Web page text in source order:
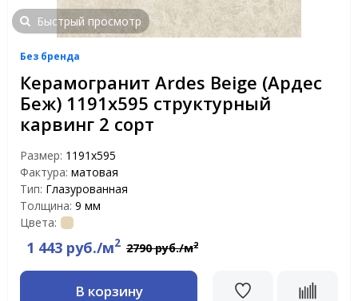
Быстрый просмотр
Без бренда
Керамогранит Ardes Beige (Ардес
Беж) 1191х595 структурный
карвинг 2 сорт
Размер: 1191x595
Фактура: матовая
Тип: Глазурованная
Толщина: 9 мм
Цвета:
1 443 руб./м2 2790 руб./м2
В корзину